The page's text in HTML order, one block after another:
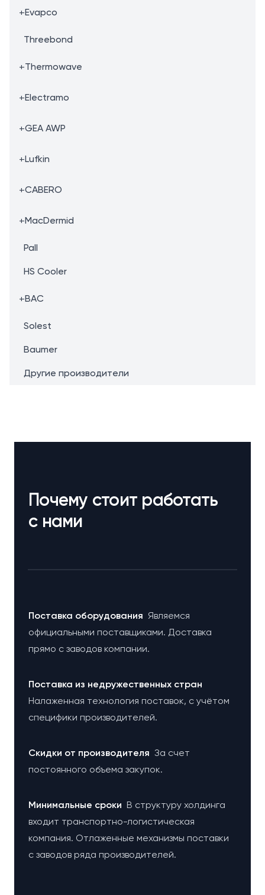
+Evapco
Threebond
+Thermowave
+Electramo
+GEA AWP
+Lufkin
+CABERO
+MacDermid
Pall
HS Cooler
+BAC
Solest
Baumer
Другие производители
Почему стоит работать
с нами
Поставка оборудования Являемся
официальными поставщиками. Доставка
прямо с заводов компании.
Поставка из недружественных стран
Налаженная технология поставок, с учётом
специфики производителей.
Cкидки от производителя За счет
постоянного объема закупок.
Минимальные сроки В структуру холдинга
входит транспортно-логистическая
компания. Отлаженные механизмы поставки
с заводов ряда производителей.